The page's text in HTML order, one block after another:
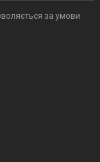
за умови